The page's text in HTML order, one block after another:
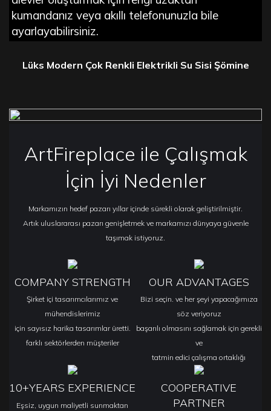
kumandanız veya akıllı telefonunuzla bile
ayarlayabilirsiniz.
Lüks Modern Çok Renkli Elektrikli Su Sisi Şömine
ArtFireplace ile Çalışmak
İçin İyi Nedenler
Markamızın hedef pazarı yıllar içinde sürekli olarak geliştirilmiştir.
Artık uluslararası pazarı genişletmek ve markamızı dünyaya güvenle
taşımak istiyoruz.
COMPANY STRENGTH
Şirket içi tasarımcılarımız ve
mühendislerimiz
için sayısız harika tasarımlar üretti.
farklı sektörlerden müşteriler
OUR ADVANTAGES
Bizi seçin. ve her şeyi yapacağımıza
söz veriyoruz
başarılı olmasını sağlamak için gerekli
ve
tatmin edici çalışma ortaklığı
10+YEARS EXPERIENCE
Eşsiz, uygun maliyetli sunmaktan
COOPERATIVE
PARTNER